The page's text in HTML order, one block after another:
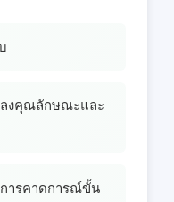
ลงคุณลักษณะและ
การคาดการณ์ขั้น